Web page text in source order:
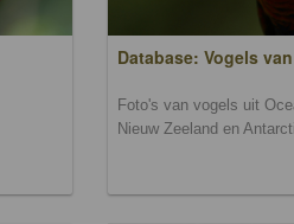
Database: Vogels
Foto's van vogels uit
Nieuw Zeeland en